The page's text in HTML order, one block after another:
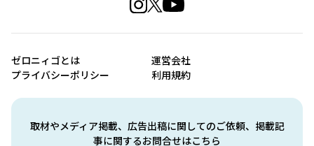
取材やメディア掲載、広告出稿に関してのご依頼、掲載記
事に関するお問合せはこちら
ゼロニィゴとは
運営会社
プライバシーポリシー
利用規約